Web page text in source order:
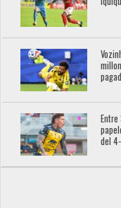
del